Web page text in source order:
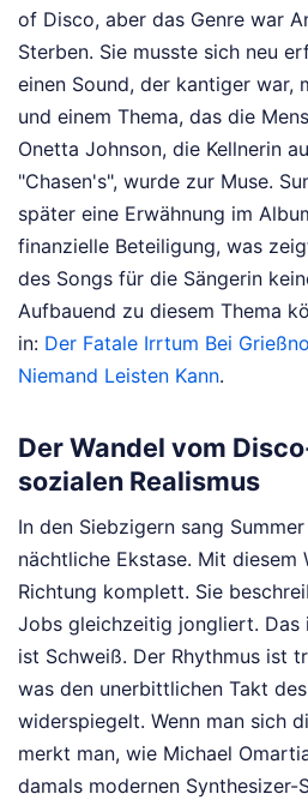
of Disco, aber das Genre war
Sterben. Sie musste sich neu
einen Sound, der kantiger war,
und einem Thema, das die
Onetta Johnson, die Kellnerin
"Chasen's", wurde zur Muse.
später eine Erwähnung im
finanzielle Beteiligung, was
des Songs für die Sängerin
Aufbauend zu diesem Thema
in: Der Fatale Irrtum Bei
Niemand Leisten Kann.
Der Wandel vom
sozialen Realismus
In den Siebzigern sang
nächtliche Ekstase. Mit diesem
Richtung komplett. Sie
Jobs gleichzeitig jongliert. Das
ist Schweiß. Der Rhythmus ist
was den unerbittlichen Takt
widerspiegelt. Wenn man sich
merkt man, wie Michael
damals modernen Synthesizer-